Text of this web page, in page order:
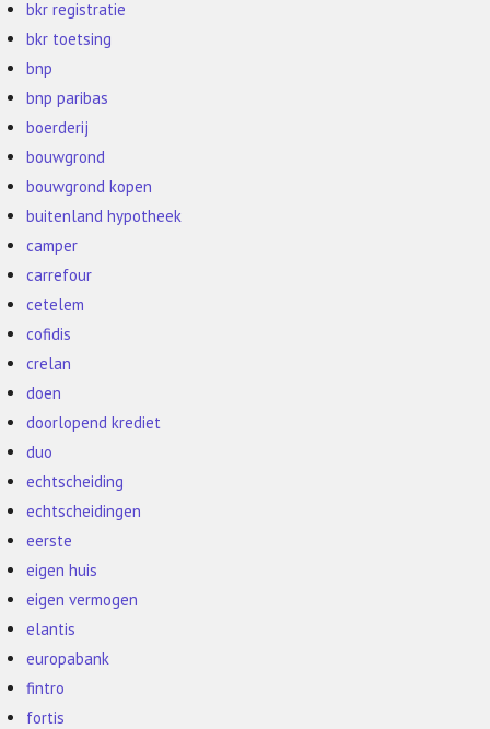
bkr registratie
bkr toetsing
bnp
bnp paribas
boerderij
bouwgrond
bouwgrond kopen
buitenland hypotheek
camper
carrefour
cetelem
cofidis
crelan
doen
doorlopend krediet
duo
echtscheiding
echtscheidingen
eerste
eigen huis
eigen vermogen
elantis
europabank
fintro
fortis